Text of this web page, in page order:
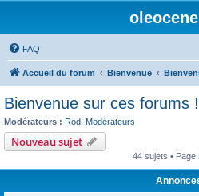
FAQ
Accueil du forum Bienvenue
Bienvenue sur ces forums !
Modérateurs : Rod Modérateurs
Nouveau sujet
44 sujets • Page